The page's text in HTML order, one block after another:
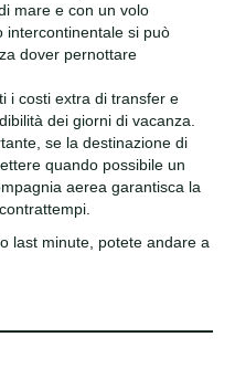
mare e con un volo
intercontinentale si può
dover pernottare
i costi extra di transfer e
dei giorni di vacanza.
se la destinazione di
quando possibile un
aerea garantisca la
last minute, potete andare a